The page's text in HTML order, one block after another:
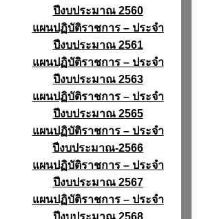
ปีงบประมาณ 2560
แผนปฏิบัติราชการ – ประจำ
ปีงบประมาณ 2561
แผนปฏิบัติราชการ – ประจำ
ปีงบประมาณ 2563
แผนปฏิบัติราชการ – ประจำ
ปีงบประมาณ 2565
แผนปฏิบัติราชการ – ประจำ
ปีงบประมาณ-2566
แผนปฏิบัติราชการ – ประจำ
ปีงบประมาณ 2567
แผนปฏิบัติราชการ – ประจำ
ปีงบประมาณ 2568